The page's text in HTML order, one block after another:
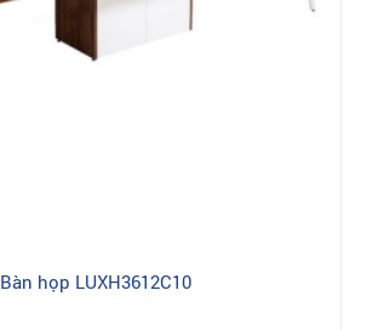
Bàn họp LUXH3612C10